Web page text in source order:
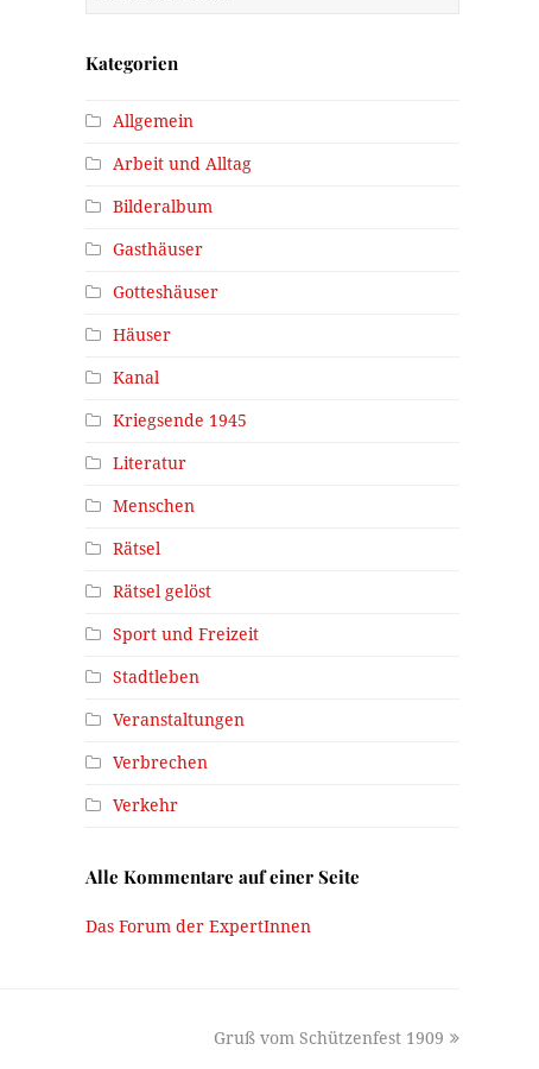
Kategorien
Allgemein
Arbeit und Alltag
Bilderalbum
Gasthäuser
Gotteshäuser
Häuser
Kanal
Kriegsende 1945
Literatur
Menschen
Rätsel
Rätsel gelöst
Sport und Freizeit
Stadtleben
Veranstaltungen
Verbrechen
Verkehr
Alle Kommentare auf einer Seite
Das Forum der ExpertInnen
next
Gruß vom Schützenfest 1909